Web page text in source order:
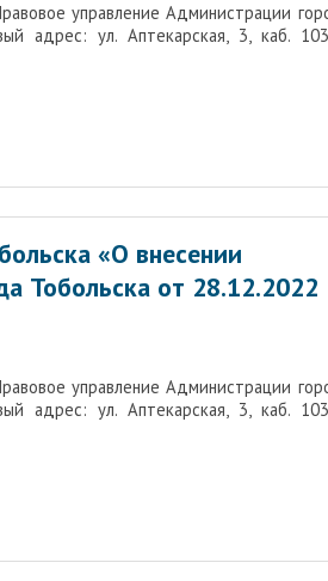
управление Администрации
адрес: ул. Аптекарская, 3, каб.
«О внесении
Тобольска от 28.12.2022
управление Администрации
адрес: ул. Аптекарская, 3, каб.